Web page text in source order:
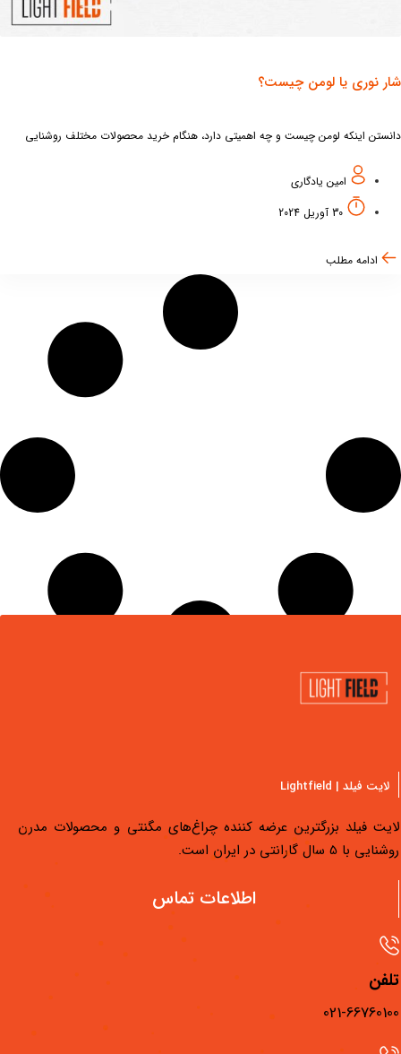
نوری یا لومن چیست؟
اینکه لومن چیست و چه اهمیتی دارد، هنگام خرید محصولات مختلف روشنایی
امین یادگاری
30 آوریل 2024
ادامه مطلب
لایت فیلد | Lightfield
فیلد بزرگترین عرضه کننده چراغ‌های مگنتی و محصولات مدرن
با 5 سال گارانتی در ایران است.
اطلاعات تماس
021-
فیلم‌های آموزشی